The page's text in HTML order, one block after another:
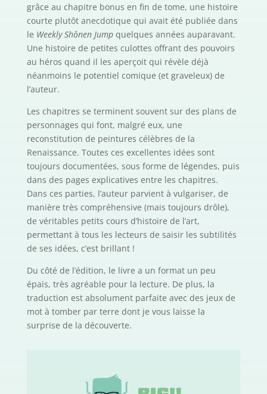
grâce au chapitre bonus en fin de tome, une histoire
courte plutôt anecdotique qui avait été publiée dans
le Weekly Shônen Jumpquelques années auparavant.
Une histoire de petites culottes offrant des pouvoirs
au héros quand il les aperçoit qui révèle déjà
néanmoins le potentiel comique (et graveleux) de
l’auteur.
Les chapitres se terminent souvent sur des plans de
personnages qui font, malgré eux, une
reconstitution de peintures célèbres de la
Renaissance. Toutes ces excellentes idées sont
toujours documentées, sous forme de légendes, puis
dans des pages explicatives entre les chapitres.
Dans ces parties, l’auteur parvient à vulgariser, de
manière très compréhensive (mais toujours drôle),
de véritables petits cours d’histoire de l’art,
permettant à tous les lecteurs de saisir les subtilités
de ses idées, c’est brillant !
Du côté de l’édition, le livre a un format un peu
épais, très agréable pour la lecture. De plus, la
traduction est absolument parfaite avec des jeux de
mot à tomber par terre dont je vous laisse la
surprise de la découverte.